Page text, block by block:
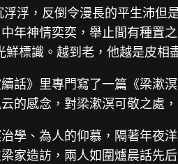
浮，反倒令漫長的平生沛
年神情奕奕，舉止間有種置
標識。越到老，他越是皮相
話》里專門寫了一篇《梁漱
感念，對梁漱溟可敬之處，
學、為人的仰慕，隔著年
家造訪，兩人如圍爐晨話